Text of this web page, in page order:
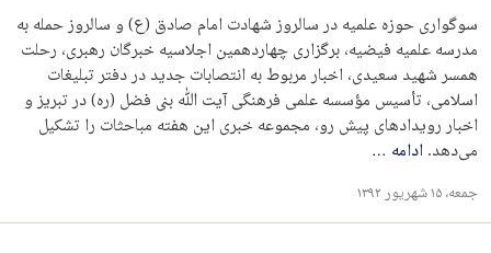
سوگواری حوزه علمیه در سالروز شهادت امام صادق (ع) و سالروز حمله به
مدرسه علمیه فیضیه، برگزاری چهاردهمین اجلاسیه خبرگان رهبری، رحلت
همسر شهید سعیدی، اخبار مربوط به انتصابات جدید در دفتر تبلیغات
اسلامی، تأسیس مؤسسه علمی فرهنگی آیت الله بنی فضل (ره) در تبریز و
اخبار رویدادهای پیش‌ رو، مجموعه خبری این هفته مباحثات را تشکیل
می‌دهد.ادامه …
جمعه، ۱۵ شهریور ۱۳۹۲